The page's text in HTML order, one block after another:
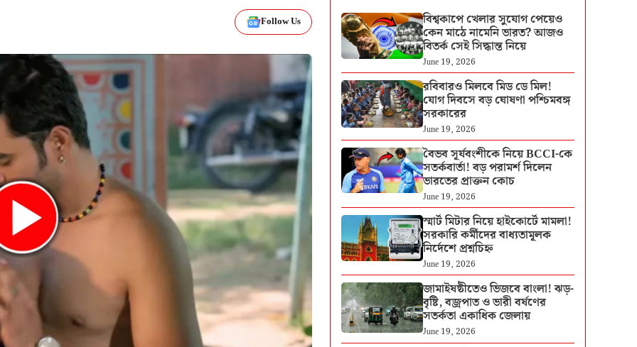
Follow Us বিশ্বকাপে খেলার সুযোগ পেয়েও
কেন মাঠে নামেনি ভারত? আজও
বিতর্ক সেই সিদ্ধান্ত নিয়ে
June 19, 2026
রবিবারও মিলবে মিড ডে মিল!
যোগ দিবসে বড় ঘোষণা পশ্চিমবঙ্গ
সরকারের
June 19, 2026
বৈভব সূর্যবংশীকে নিয়ে BCCI-কে
সতর্কবার্তা! বড় পরামর্শ দিলেন
ভারতের প্রাক্তন কোচ
June 19, 2026
স্মার্ট মিটার নিয়ে হাইকোর্টে মামলা!
সরকারি কর্মীদের বাধ্যতামূলক
নির্দেশে প্রশ্নচিহ্ন
June 19, 2026
জামাইষষ্ঠীতেও ভিজবে বাংলা! ঝড়-
বৃষ্টি, বজ্রপাত ও ভারী বর্ষণের
সতর্কতা একাধিক জেলায়
June 19, 2026